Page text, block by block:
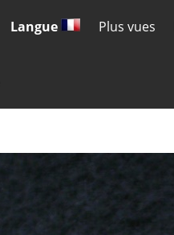
Langue Plus vues